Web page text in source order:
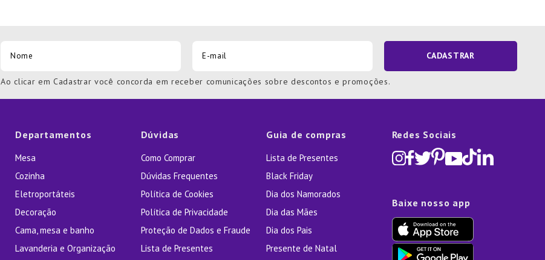
CADASTRAR
Ao clicar em Cadastrar você concorda em receber comunicações sobre descontos e promoções.
Departamentos
Mesa
Cozinha
Eletroportáteis
Decoração
Cama, mesa e banho
Lavanderia e Organização
Dúvidas
Como Comprar
Dúvidas Frequentes
Política de Cookies
Política de Privacidade
Proteção de Dados e Fraude
Lista de Presentes
Guia de compras
Lista de Presentes
Black Friday
Dia dos Namorados
Dia das Mães
Dia dos Pais
Presente de Natal
Redes Sociais
Baixe nosso app